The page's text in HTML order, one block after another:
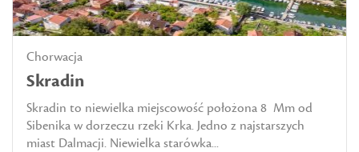
Chorwacja
Skradin
Skradin to niewielka miejscowość położona 8 Mm od
Sibenika w dorzeczu rzeki Krka. Jedno z najstarszych
miast Dalmacji. Niewielka starówka...